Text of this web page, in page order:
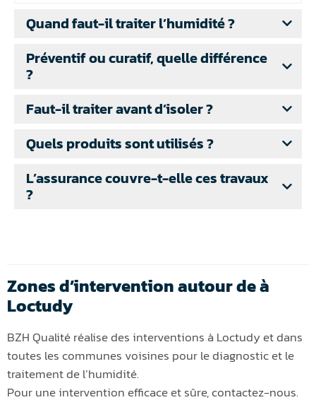
Quand faut-il traiter l’humidité ?
Préventif ou curatif, quelle différence
?
Faut-il traiter avant d’isoler ?
Quels produits sont utilisés ?
L’assurance couvre-t-elle ces travaux
?
Zones d’intervention autour de à
Loctudy
BZH Qualité réalise des interventions à Loctudy et dans
toutes les communes voisines pour le diagnostic et le
traitement de l’humidité.
Pour une intervention efficace et sûre, contactez-nous.